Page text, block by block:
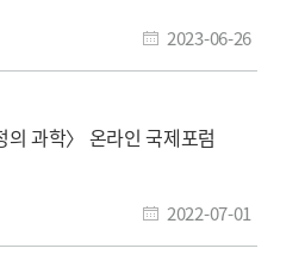
2023-06-26
과학〉 온라인 국제포럼
2022-07-01